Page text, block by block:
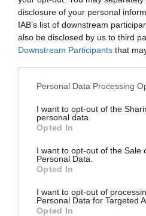
disclosure of your personal
IAB’s list of downstream
also be disclosed by us to third
Downstream Participants that
Personal Data Processing
I want to opt-out of the
personal data.
Opted In
I want to opt-out of the Sale
Personal Data.
Opted In
I want to opt-out of
Personal Data for Targeted
Opted In